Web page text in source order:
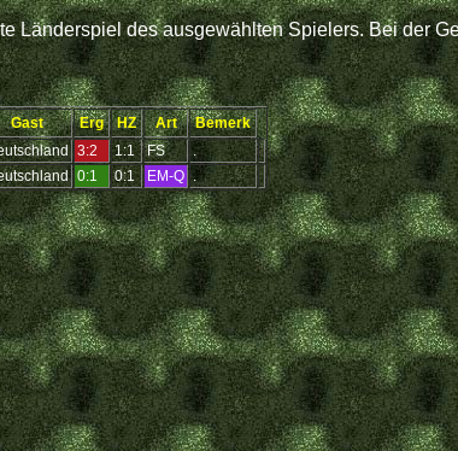
Länderspiel des ausgewählten Spielers. Bei der
Gast Erg HZ Art
Bemerk
3:2 1:1 FS
.
0:1 0:1 EM-Q .